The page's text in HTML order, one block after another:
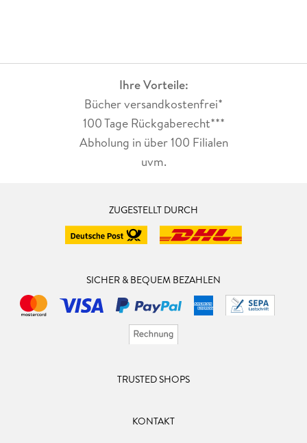
Ihre Vorteile:
Bücher versandkostenfrei*
100 Tage Rückgaberecht***
Abholung in über 100 Filialen
uvm.
ZUGESTELLT DURCH
SICHER & BEQUEM BEZAHLEN
TRUSTED SHOPS
KONTAKT